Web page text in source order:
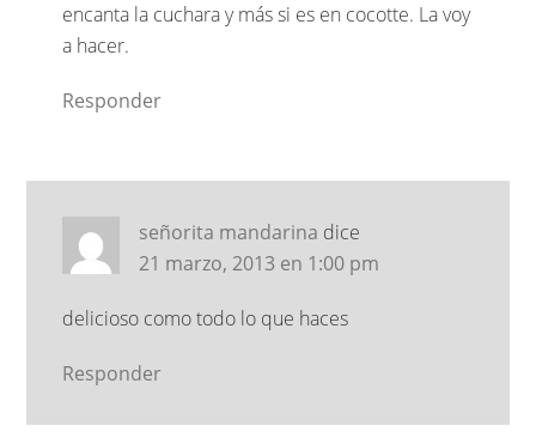
encanta la cuchara y más si es en cocotte. La voy
a hacer.
Responder
señorita mandarina dice
21 marzo, 2013 en 1:00 pm
delicioso como todo lo que haces
Responder